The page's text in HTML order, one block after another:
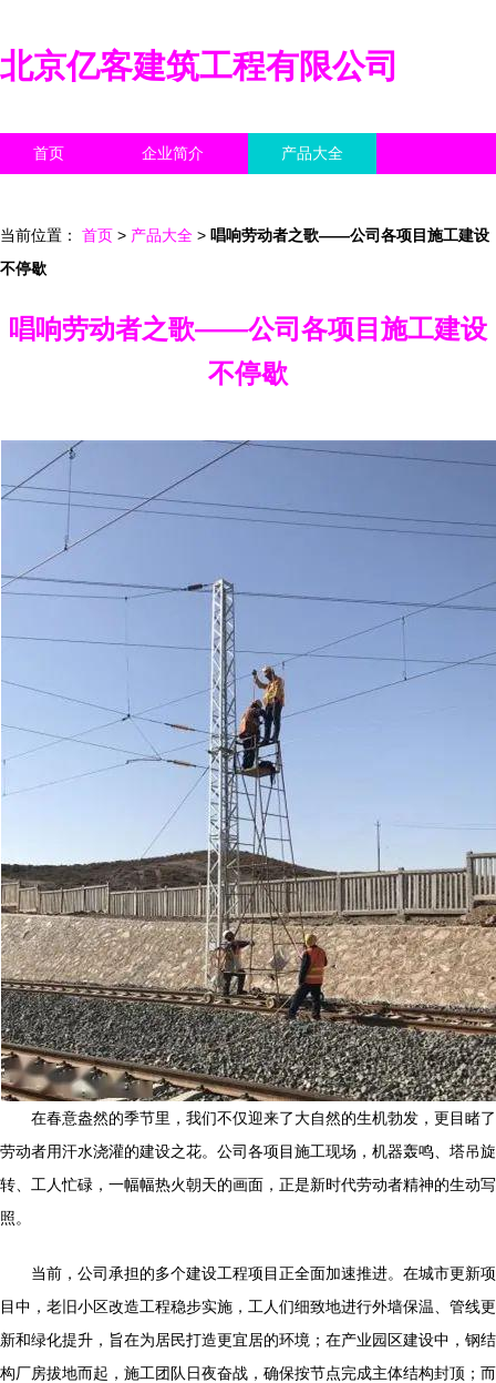
北京亿客建筑工程有限公司
首页 企业简介 产品大全
当前位置： 首页 > 产品大全 > 唱响劳动者之歌——公司各项目施工建设
不停歇
唱响劳动者之歌——公司各项目施工建设
不停歇
在春意盎然的季节里，我们不仅迎来了大自然的生机勃发，更目睹了
劳动者用汗水浇灌的建设之花。公司各项目施工现场，机器轰鸣、塔吊旋
转、工人忙碌，一幅幅热火朝天的画面，正是新时代劳动者精神的生动写
照。
当前，公司承担的多个建设工程项目正全面加速推进。在城市更新项
目中，老旧小区改造工程稳步实施，工人们细致地进行外墙保温、管线更
新和绿化提升，旨在为居民打造更宜居的环境；在产业园区建设中，钢结
构厂房拔地而起，施工团队日夜奋战，确保按节点完成主体结构封顶；而